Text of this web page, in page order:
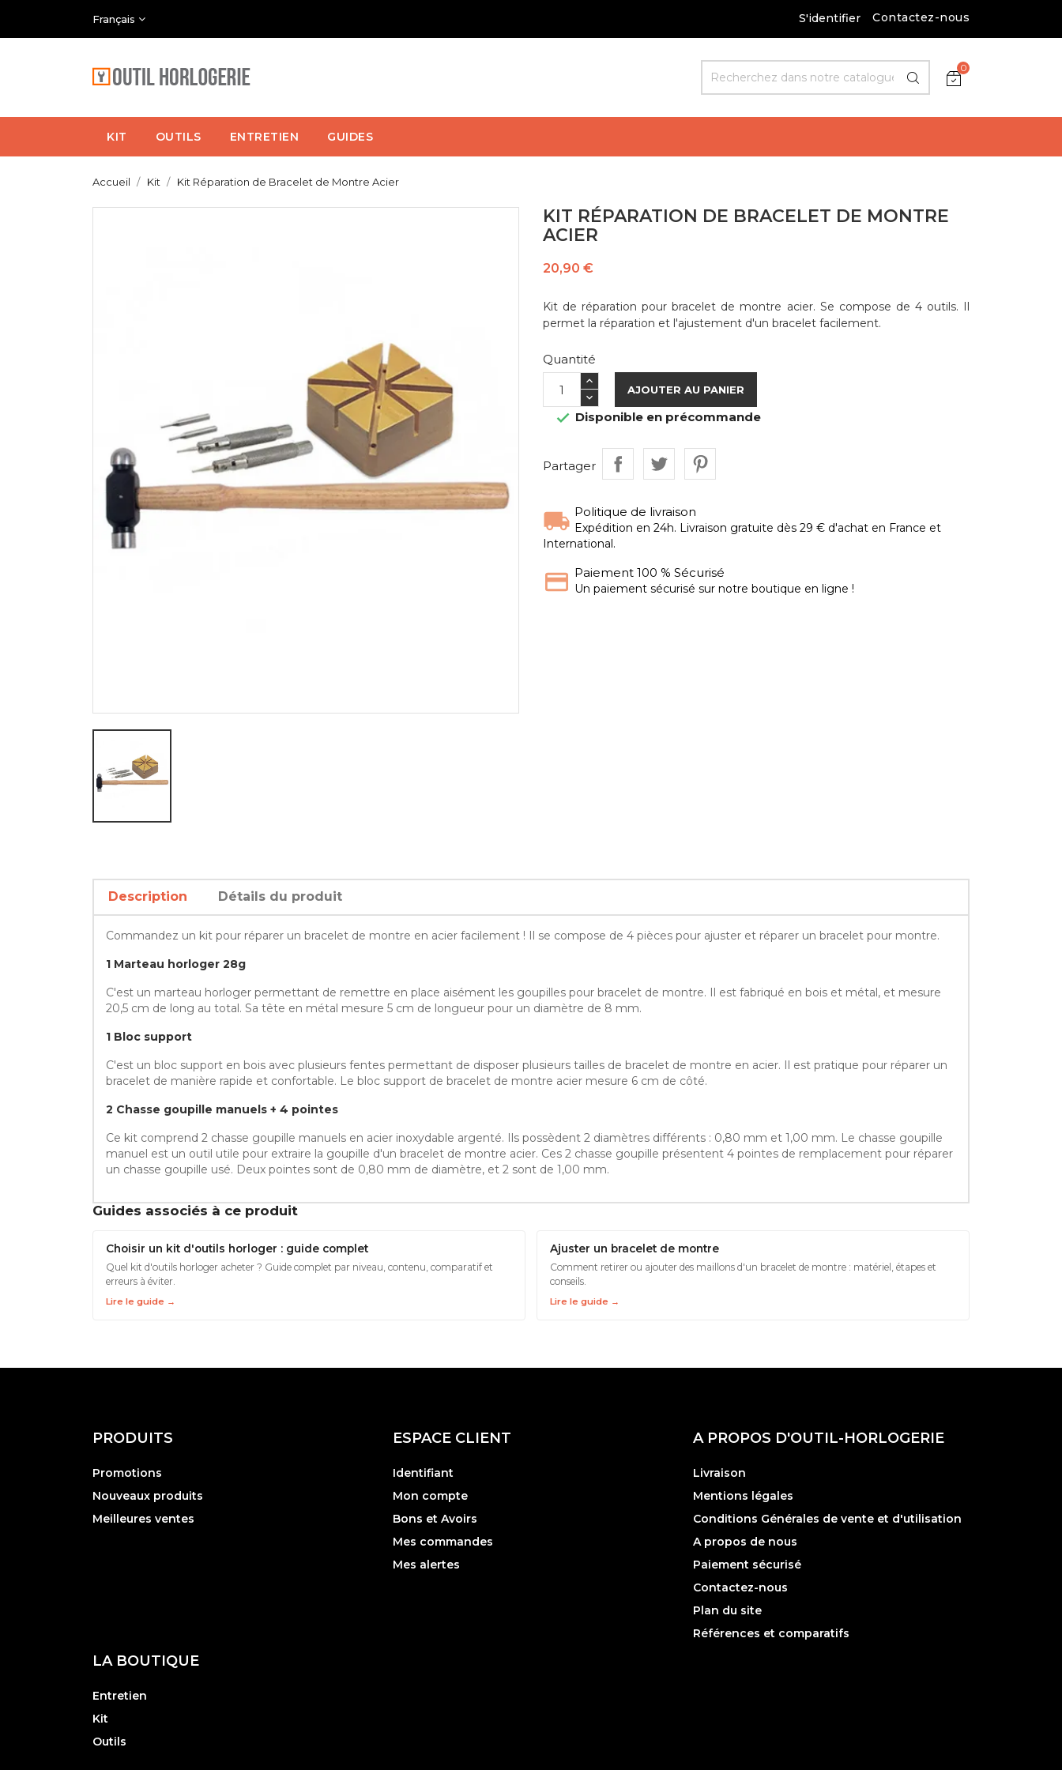
Français S'identifier Contactez-nous
0
KIT OUTILS ENTRETIEN GUIDES
Accueil Kit Kit Réparation de Bracelet de Montre Acier
KIT RÉPARATION DE BRACELET DE MONTRE
ACIER
20,90 €
Kit de réparation pour bracelet de montre acier. Se compose de 4 outils. Il
permet la réparation et l'ajustement d'un bracelet facilement.
Quantité
AJOUTER AU PANIER
 Disponible en précommande
Partager
Politique de livraison
Expédition en 24h. Livraison gratuite dès 29 € d'achat en France et
International.
Paiement 100 % Sécurisé
Un paiement sécurisé sur notre boutique en ligne !
Description Détails du produit
Commandez un kit pour réparer un bracelet de montre en acier facilement ! Il se compose de 4 pièces pour ajuster et réparer un bracelet pour montre.
1 Marteau horloger 28g
C'est un marteau horloger permettant de remettre en place aisément les goupilles pour bracelet de montre. Il est fabriqué en bois et métal, et mesure
20,5 cm de long au total. Sa tête en métal mesure 5 cm de longueur pour un diamètre de 8 mm.
1 Bloc support
C'est un bloc support en bois avec plusieurs fentes permettant de disposer plusieurs tailles de bracelet de montre en acier. Il est pratique pour réparer un
bracelet de manière rapide et confortable. Le bloc support de bracelet de montre acier mesure 6 cm de côté.
2 Chasse goupille manuels + 4 pointes
Ce kit comprend 2 chasse goupille manuels en acier inoxydable argenté. Ils possèdent 2 diamètres différents : 0,80 mm et 1,00 mm. Le chasse goupille
manuel est un outil utile pour extraire la goupille d'un bracelet de montre acier. Ces 2 chasse goupille présentent 4 pointes de remplacement pour réparer
un chasse goupille usé. Deux pointes sont de 0,80 mm de diamètre, et 2 sont de 1,00 mm.
Guides associés à ce produit
Choisir un kit d'outils horloger : guide complet
Quel kit d'outils horloger acheter ? Guide complet par niveau, contenu, comparatif et
erreurs à éviter.
Lire le guide →
Ajuster un bracelet de montre
Comment retirer ou ajouter des maillons d'un bracelet de montre : matériel, étapes et
conseils.
Lire le guide →
PRODUITS
Promotions
Nouveaux produits
Meilleures ventes
ESPACE CLIENT
Identifiant
Mon compte
Bons et Avoirs
Mes commandes
Mes alertes
A PROPOS D'OUTIL-HORLOGERIE
Livraison
Mentions légales
Conditions Générales de vente et d'utilisation
A propos de nous
Paiement sécurisé
Contactez-nous
Plan du site
Références et comparatifs
LA BOUTIQUE
Entretien
Kit
Outils